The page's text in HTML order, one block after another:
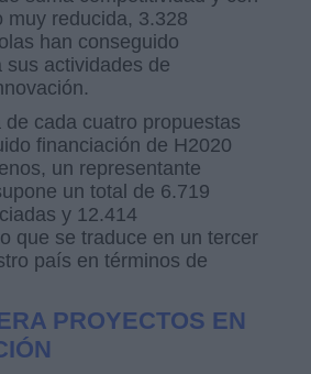
muy reducida, 3.328
han conseguido
sus actividades de
cada cuatro propuestas
financiación de H2020
un representante
un total de 6.719
y 12.414
que se traduce en un tercer
país en términos de
PROYECTOS EN